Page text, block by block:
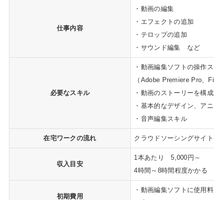
仕事内容
・動画の編集
・エフェクトの追加
・テロップの追加
・サウンド編集 など
必要なスキル
・動画編集ソフトの操作スキ
（Adobe Premiere Pro、
・動画のストーリーを構成す
・基本的なデザイン、アニ
・音声編集スキル
在宅ワークの流れ クラウドソーシングサイト
収入目安
1本あたり 5,000円～
4時間～8時間程度かかる
初期費用
・動画編集ソフトに使用料が